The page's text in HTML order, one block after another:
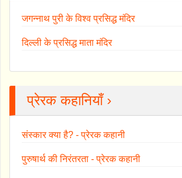
जगन्नाथ पुरी के विश्व प्रसिद्ध मंदिर
दिल्ली के प्रसिद्ध माता मंदिर
प्रेरक कहानियाँ ›
संस्कार क्या है? - प्रेरक कहानी
पुरुषार्थ की निरंतरता - प्रेरक कहानी